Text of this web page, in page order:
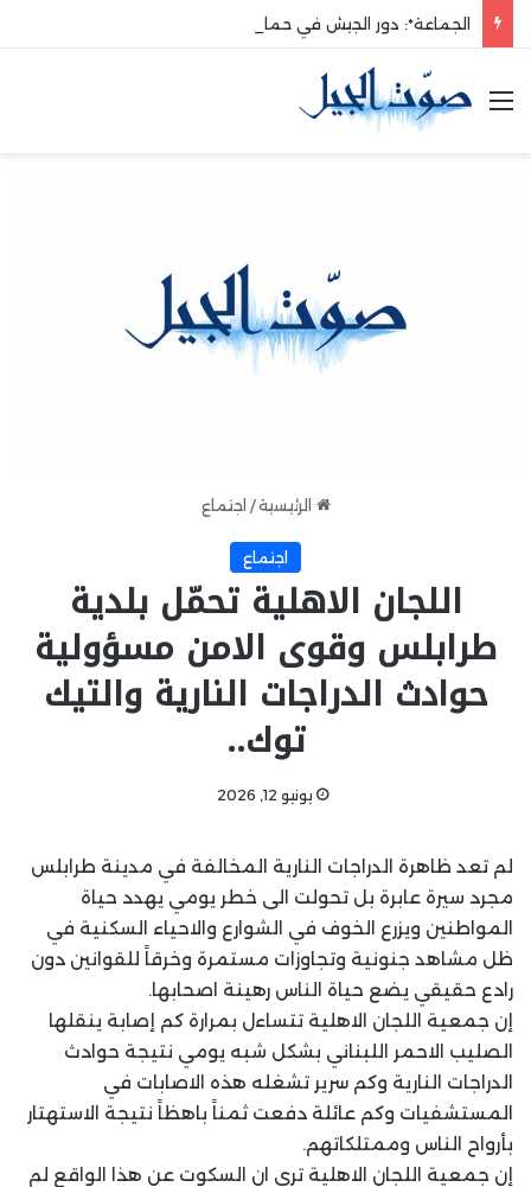
القائمة
الرئيسية / اجتماع
اجتماع
اللجان الاهلية تحمّل بلدية
طرابلس وقوى الامن مسؤولية
حوادث الدراجات النارية والتيك
توك..
يونيو 12, 2026
لم تعد ظاهرة الدراجات النارية المخالفة في مدينة طرابلس
مجرد سيرة عابرة بل تحولت الى خطر يومي يهدد حياة
المواطنين ويزرع الخوف في الشوارع والاحياء السكنية في
ظل مشاهد جنونية وتجاوزات مستمرة وخرقاََ للقوانين دون
رادع حقيقي يضع حياة الناس رهينة اصحابها.
إن جمعية اللجان الاهلية تتساءل بمرارة كم إصابة ينقلها
الصليب الاحمر اللبناني بشكل شبه يومي نتيجة حوادث
الدراجات النارية وكم سرير تشغله هذه الاصابات في
المستشفيات وكم عائلة دفعت ثمناََ باهظاََ نتيجة الاستهتار
بأرواح الناس وممتلكاتهم.
إن جمعية اللجان الاهلية ترى ان السكوت عن هذا الواقع لم